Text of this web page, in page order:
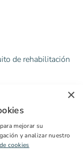
de rehabilitación
×
mejorar su
y analizar nuestro
cookies